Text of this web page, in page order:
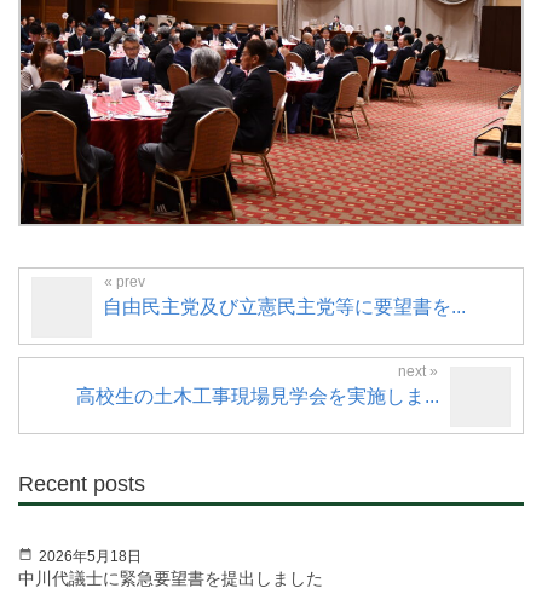
自由民主党及び立憲民主党等に要望書を...
高校生の土木工事現場見学会を実施しま...
Recent posts
2026年5月18日
中川代議士に緊急要望書を提出しました